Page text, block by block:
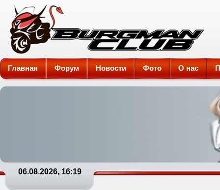
Burgman-Club
Главная Форум Новости Фото О нас
06.08.2026, 16:19